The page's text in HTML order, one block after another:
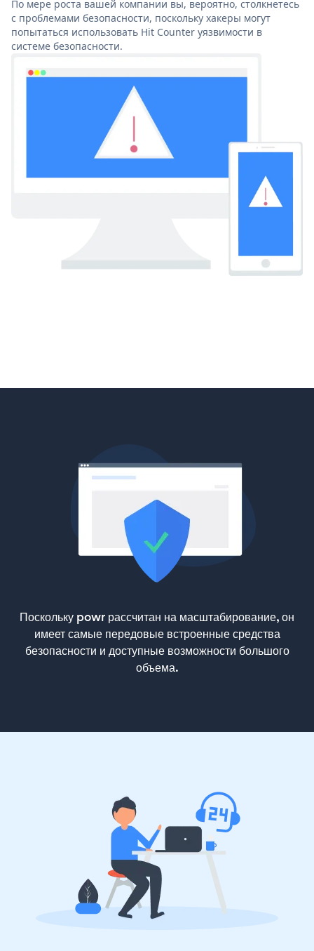
По мере роста вашей компании вы, вероятно, столкнетесь
с проблемами безопасности, поскольку хакеры могут
попытаться использовать Hit Counter уязвимости в
системе безопасности.
Поскольку powr рассчитан на масштабирование, он
имеет самые передовые встроенные средства
безопасности и доступные возможности большого
объема.